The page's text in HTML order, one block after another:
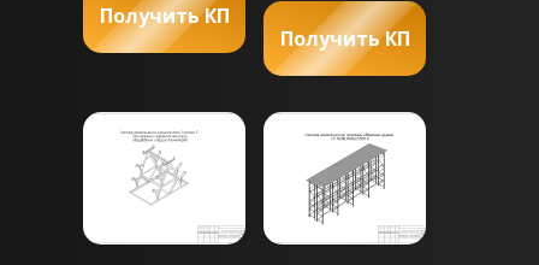
Получить КП
Получить КП